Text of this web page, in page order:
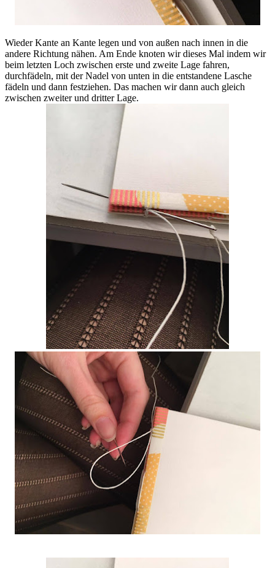
Wieder Kante an Kante legen und von außen nach innen in die
andere Richtung nähen. Am Ende knoten wir dieses Mal indem wir
beim letzten Loch zwischen erste und zweite Lage fahren,
durchfädeln, mit der Nadel von unten in die entstandene Lasche
fädeln und dann festziehen. Das machen wir dann auch gleich
zwischen zweiter und dritter Lage.